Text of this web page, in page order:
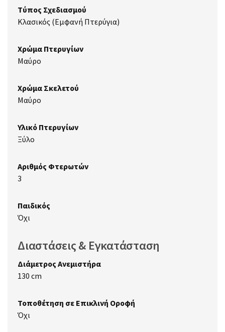
Τύπος Σχεδιασμού
Κλασικός (Εμφανή Πτερύγια)
Χρώμα Πτερυγίων
Μαύρο
Χρώμα Σκελετού
Μαύρο
Υλικό Πτερυγίων
Ξύλο
Αριθμός Φτερωτών
3
Παιδικός
Όχι
Διαστάσεις & Εγκατάσταση
Διάμετρος Ανεμιστήρα
130 cm
Τοποθέτηση σε Επικλινή Οροφή
Όχι